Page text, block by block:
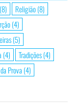
(8) Religião(8)
(4)
(5)
(4) Tradições(4)
Prova (4)